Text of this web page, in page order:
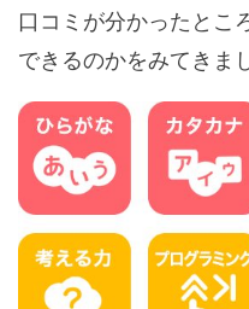
口コミが分かったとこ
できるのかをみてきま